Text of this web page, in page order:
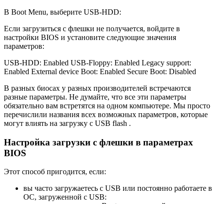
В Boot Menu, выберите USB-HDD:
Если загрузиться с флешки не получается, войдите в
настройки BIOS и установите следующие значения
параметров:
USB-HDD: Enabled USB-Floppy: Enabled Legacy support:
Enabled External device Boot: Enabled Secure Boot: Disabled
В разных биосах у разных производителей встречаются
разные параметры. Не думайте, что все эти параметры
обязательно вам встретятся на одном компьютере. Мы просто
перечислили названия всех возможных параметров, которые
могут влиять на загрузку с USB flash .
Настройка загрузки с флешки в параметрах
BIOS
Этот способ пригодится, если:
вы часто загружаетесь с USB или постоянно работаете в
ОС, загруженной с USB: